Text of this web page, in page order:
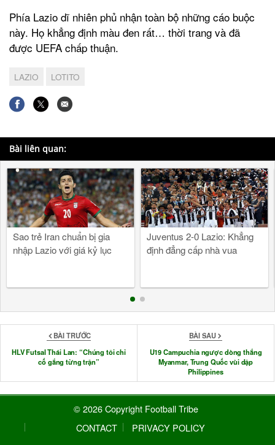
Phía Lazio dĩ nhiên phủ nhận toàn bộ những cáo buộc
này. Họ khẳng định màu đen rất… thời trang và đã
được UEFA chấp thuận.
LAZIO LOTITO
Bài liên quan:
Sao trẻ Iran chuẩn bị gia
nhập Lazio với giá kỷ lục
Juventus 2-0 Lazio: Khẳng
định đẳng cấp nhà vua
BÀI TRƯỚC
HLV Futsal Thái Lan: “Chúng tôi chỉ
cố gắng từng trận”
BÀI SAU
U19 Campuchia ngược dòng thắng
Myanmar, Trung Quốc vùi dập
Philippines
© 2026 Copyright Football Tribe
CONTACT
PRIVACY POLICY